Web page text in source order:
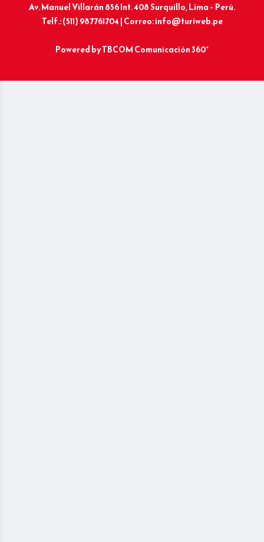
Av. Manuel Villarán 856 Int. 408 Surquillo, Lima – Perú.
Telf.: (511) 987761704 | Correo: info@turiweb.pe
Powered byTBCOM Comunicación 360°